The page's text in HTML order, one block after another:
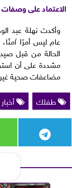
الاعتماد على وصفات
وأكدت نهلة عبد
عام ليس أمرًا
الحالة من قبل
مشددة على أن
مضاعفات صحية
طفلك